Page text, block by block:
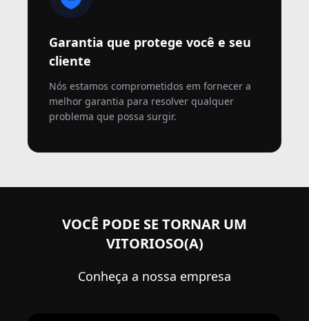
Garantia que protege você e seu
cliente
Nós estamos comprometidos em fornecer a
melhor garantia para resolver qualquer
problema que possa surgir.
VOCÊ PODE SE TORNAR UM
VITORIOSO(A)
Conheça a nossa empresa